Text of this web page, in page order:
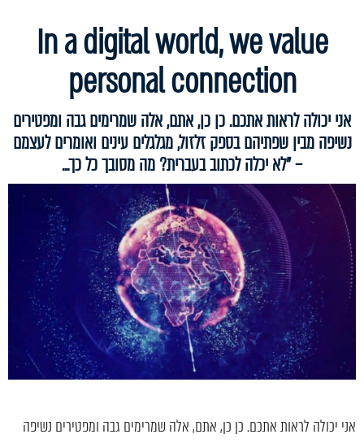
In a digital world, we value
personal connection
אני יכולה לראות אתכם. כן כן, אתם, אלה שמרימים גבה ומפטירים
נשיפה מבין שפתיהם בספק זלזול, מגלגלים עינים ואומרים לעצמם
– "לא יכלה לכתוב בעברית? מה מסובך כל כך...
אני יכולה לראות אתכם. כן כן, אתם, אלה שמרימים גבה ומפטירים נשיפה